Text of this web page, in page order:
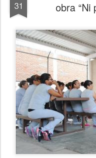
31
obra “Ni